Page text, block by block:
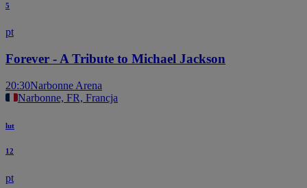
5
pt
Forever - A Tribute to Michael Jackson
20:30Narbonne Arena
Narbonne, FR, Francja
lut
12
pt